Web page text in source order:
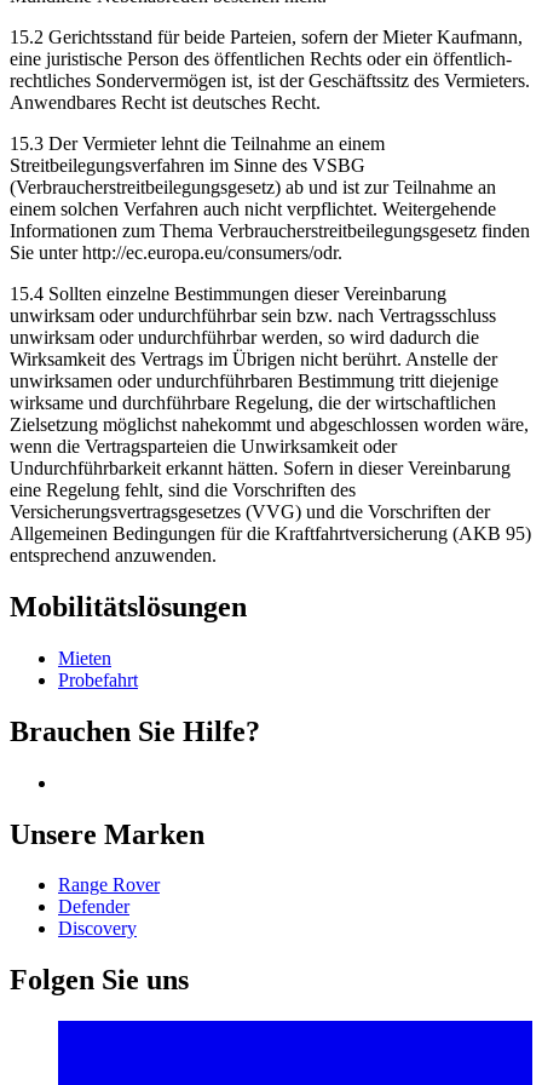
15.2 Gerichtsstand für beide Parteien, sofern der Mieter Kaufmann,
eine juristische Person des öffentlichen Rechts oder ein öffentlich-
rechtliches Sondervermögen ist, ist der Geschäftssitz des Vermieters.
Anwendbares Recht ist deutsches Recht.
15.3 Der Vermieter lehnt die Teilnahme an einem
Streitbeilegungsverfahren im Sinne des VSBG
(Verbraucherstreitbeilegungsgesetz) ab und ist zur Teilnahme an
einem solchen Verfahren auch nicht verpflichtet. Weitergehende
Informationen zum Thema Verbraucherstreitbeilegungsgesetz finden
Sie unter http://ec.europa.eu/consumers/odr.
15.4 Sollten einzelne Bestimmungen dieser Vereinbarung
unwirksam oder undurchführbar sein bzw. nach Vertragsschluss
unwirksam oder undurchführbar werden, so wird dadurch die
Wirksamkeit des Vertrags im Übrigen nicht berührt. Anstelle der
unwirksamen oder undurchführbaren Bestimmung tritt diejenige
wirksame und durchführbare Regelung, die der wirtschaftlichen
Zielsetzung möglichst nahekommt und abgeschlossen worden wäre,
wenn die Vertragsparteien die Unwirksamkeit oder
Undurchführbarkeit erkannt hätten. Sofern in dieser Vereinbarung
eine Regelung fehlt, sind die Vorschriften des
Versicherungsvertragsgesetzes (VVG) und die Vorschriften der
Allgemeinen Bedingungen für die Kraftfahrtversicherung (AKB 95)
entsprechend anzuwenden.
Mobilitätslösungen
Mieten
Probefahrt
Brauchen Sie Hilfe?
Unsere Marken
Range Rover
Defender
Discovery
Folgen Sie uns